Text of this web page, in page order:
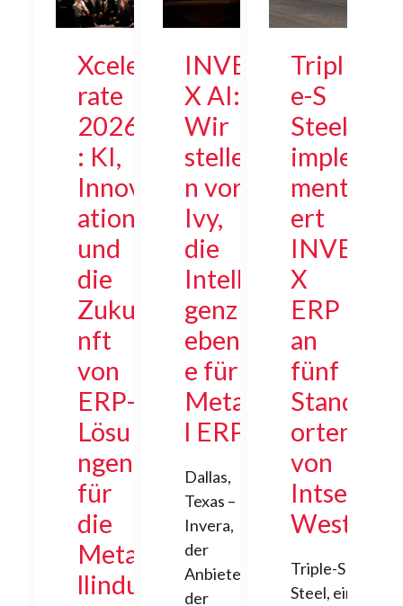
Xcele
rate
2026
: KI,
Innov
ation
und
die
Zuku
nft
von
ERP-
Lösu
ngen
für
die
Meta
llindu
INVE
X AI:
Wir
stelle
n vor:
Ivy,
die
Intelli
genz
eben
e für
Meta
l ERP
Dallas,
Texas –
Invera,
der
Anbieter
der
Tripl
e-S
Steel
imple
menti
ert
INVE
X
ERP
an
fünf
Stand
orten
von
Intsel
West
Triple-S
Steel, ein